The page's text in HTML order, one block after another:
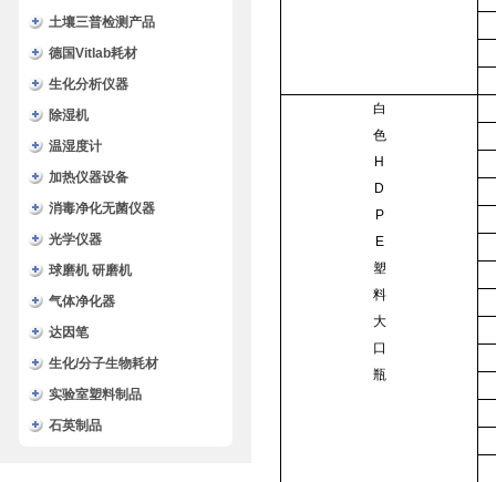
土壤三普检测产品
德国Vitlab耗材
生化分析仪器
除湿机
温湿度计
加热仪器设备
消毒净化无菌仪器
光学仪器
球磨机 研磨机
气体净化器
达因笔
生化/分子生物耗材
实验室塑料制品
石英制品
白
色
H
D
P
E
塑
料
大
口
瓶